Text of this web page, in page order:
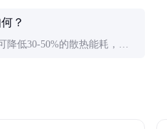
？
降低30-50%的散热能耗，整